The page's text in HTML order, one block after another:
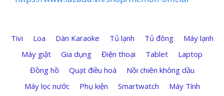
Tivi Loa Dàn Karaoke Tủ lạnh Tủ đông
Máy lạnh
Máy giặt
Gia dụng Điện thoại Tablet
Laptop
Đồng hồ
Quạt điều hoà
Nồi chiên không dầu
Máy lọc nước
Phụ kiện Smartwatch
Máy Tính